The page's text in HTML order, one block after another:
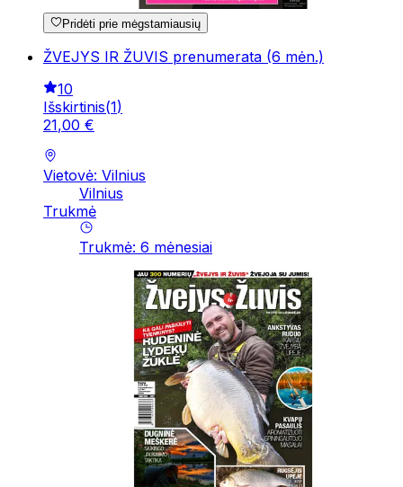
Pridėti prie mėgstamiausių
ŽVEJYS IR ŽUVIS prenumerata (6 mėn.)
10
Išskirtinis(1)
21,00 €
Vietovė: Vilnius
Vilnius
Trukmė
Trukmė: 6 mėnesiai